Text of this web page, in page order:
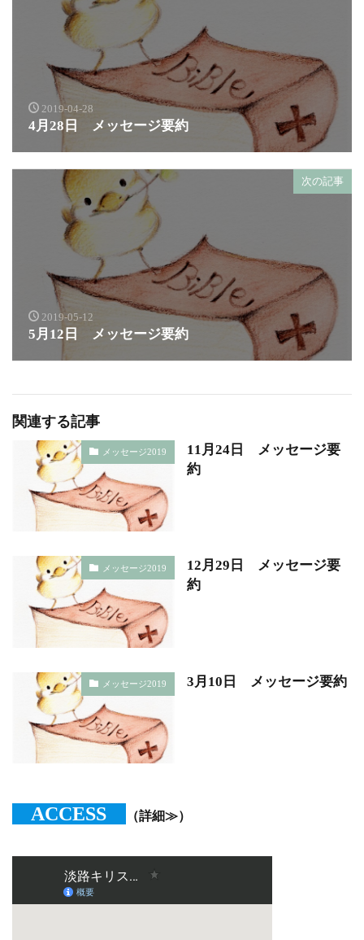
2019-04-28
4月28日 メッセージ要約
次の記事
2019-05-12
5月12日 メッセージ要約
関連する記事
メッセージ2019
11月24日 メッセージ要
約
メッセージ2019
12月29日 メッセージ要
約
メッセージ2019 3月10日 メッセージ要約
ACCESS （詳細≫）